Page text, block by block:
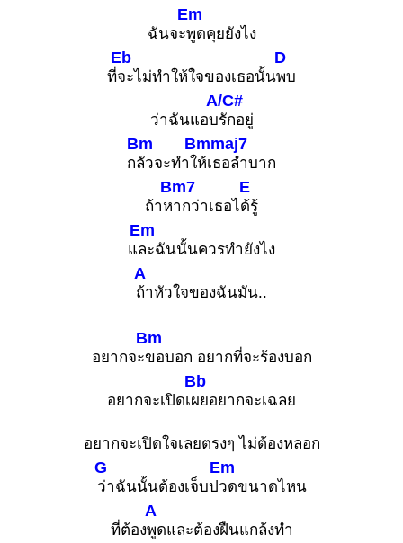
ฉันจะ
Em
พูดคุยยังไง
ที่
Eb
จะไม่ทำให้ใจของเธอนั้น
D
พบ
ว่าฉันแอบ
A/C#
รักอยู่
ก
Bm
ลัวจะทำใ
Bmmaj7
ห้เธอลำบาก
ถ้าห
Bm7
ากว่าเธอไ
E
ด้รู้
แ
Em
ละฉันนั้นควรทำยังไง
A
ถ้าหัวใจของฉันมัน..
อยากจะ
Bm
ขอบอก อยากที่จะร้องบอก
อยากจะเปิดเ
Bb
ผยอยากจะเฉลย
อยากจะเปิดใจเลยตรงๆ ไม่ต้องหลอก
G
ว่าฉันนั้นต้องเจ็บป
Em
วดขนาดไหน
ที่ต้อง
A
พูดและต้องฝืนแกล้งทำ